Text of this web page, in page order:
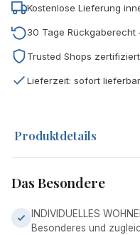
Kostenlose Lieferung
30 Tage Rückgaberecht
Trusted Shops
Lieferzeit: sofort lieferbar
Produktdetails
Das Besondere
INDIVIDUELLES
Besonderes und